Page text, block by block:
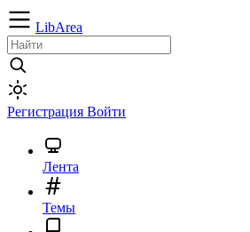
LibArea
Регистрация Войти
Лента
Темы